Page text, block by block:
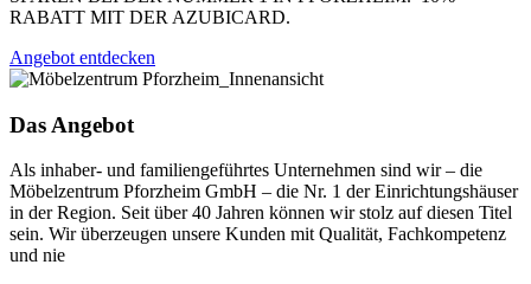
RABATT MIT DER AZUBICARD.
Angebot entdecken
Das Angebot
Als inhaber- und familiengeführtes Unternehmen sind wir – die
Möbelzentrum Pforzheim GmbH – die Nr. 1 der Einrichtungshäuser
in der Region. Seit über 40 Jahren können wir stolz auf diesen Titel
sein. Wir überzeugen unsere Kunden mit Qualität, Fachkompetenz
und nie